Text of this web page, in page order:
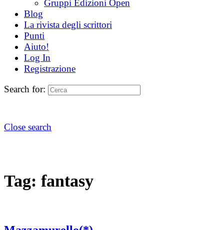
Gruppi Edizioni Open
Blog
La rivista degli scrittori
Punti
Aiuto!
Log In
Registrazione
Search for:
Close search
Tag: fantasy